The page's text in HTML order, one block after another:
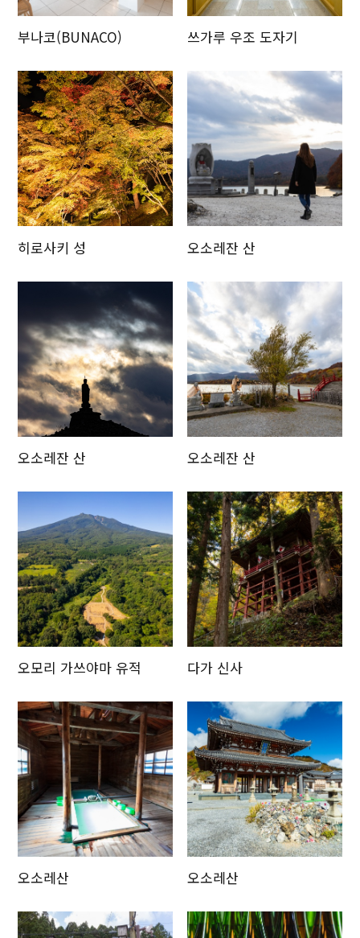
부나코(BUNACO) 쓰가루 우조 도자기
히로사키 성 오소레잔 산
오소레잔 산 오소레잔 산
오모리 가쓰야마 유적 다가 신사
오소레산 오소레산